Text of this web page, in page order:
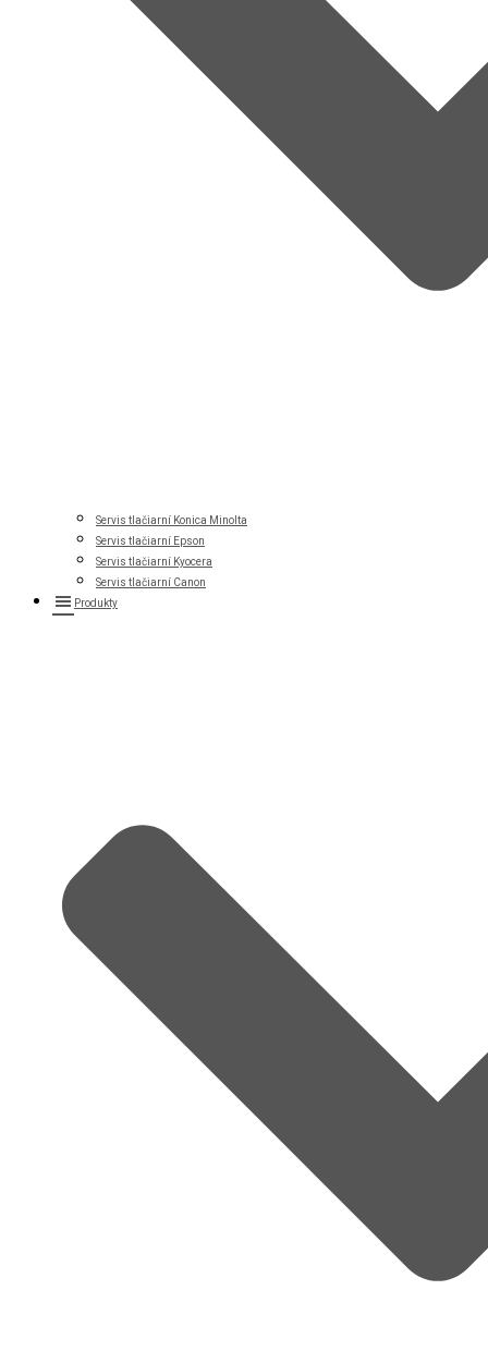
Servis tlačiarní Konica Minolta
Servis tlačiarní Epson
Servis tlačiarní Kyocera
Servis tlačiarní Canon
Produkty